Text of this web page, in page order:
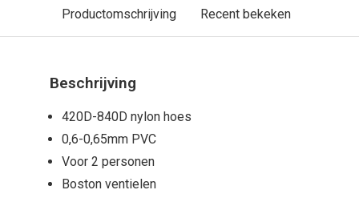
Productomschrijving Recent bekeken
Beschrijving
420D-840D nylon hoes
0,6-0,65mm PVC
Voor 2 personen
Boston ventielen